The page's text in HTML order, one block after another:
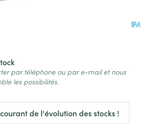
de l'évolution des stocks !
par téléphone ou par e-mail et nous
les possibilités.